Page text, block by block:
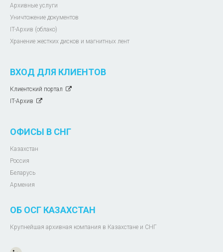
Архивные услуги
Уничтожение документов
IT-Архив (облако)
Хранение жестких дисков и магнитных лент
ВХОД ДЛЯ КЛИЕНТОВ
Клиентский портал
IT-Архив
ОФИСЫ В СНГ
Казахстан
Россия
Беларусь
Армения
ОБ ОСГ КАЗАХСТАН
Крупнейшая архивная компания в Казахстане и СНГ